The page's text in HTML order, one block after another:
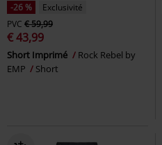
-26 %
Exclusivité
PVC € 59,99
€ 43,99
Short Imprimé
Rock Rebel by
EMP
Short